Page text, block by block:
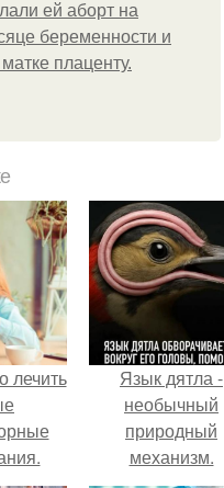
ей аборт на
беременности и
плаценту.
лечить
Язык дятла -
необычный
природный
механизм.